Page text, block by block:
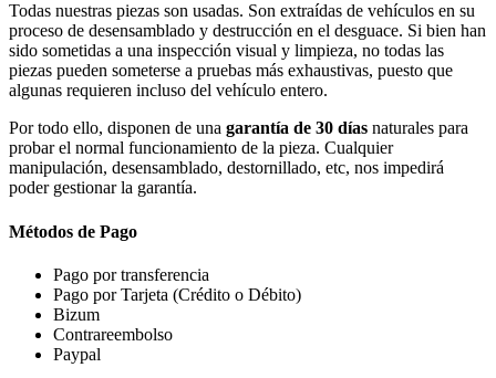
Todas nuestras piezas son usadas. Son extraídas de vehículos en su
proceso de desensamblado y destrucción en el desguace. Si bien han
sido sometidas a una inspección visual y limpieza, no todas las
piezas pueden someterse a pruebas más exhaustivas, puesto que
algunas requieren incluso del vehículo entero.
Por todo ello, disponen de una garantía de 30 días naturales para
probar el normal funcionamiento de la pieza. Cualquier
manipulación, desensamblado, destornillado, etc, nos impedirá
poder gestionar la garantía.
Métodos de Pago
Pago por transferencia
Pago por Tarjeta (Crédito o Débito)
Bizum
Contrareembolso
Paypal